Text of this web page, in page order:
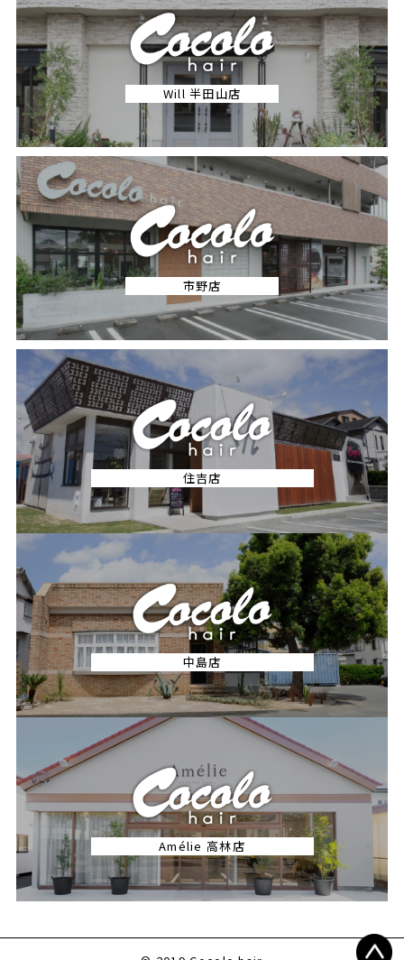
Will 半田山店
市野店
住吉店
中島店
Amélie 高林店